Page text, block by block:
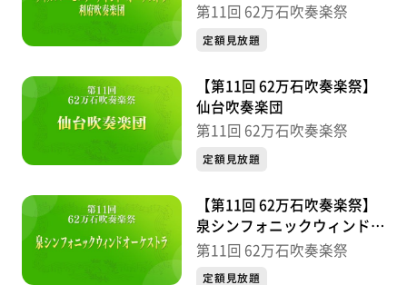
ド・オーケストラ／利府吹奏
第11回 62万石吹奏楽祭
定額見放題
【第11回 62万石吹奏楽祭】
仙台吹奏楽団
第11回 62万石吹奏楽祭
定額見放題
【第11回 62万石吹奏楽祭】
泉シンフォニックウィンドオ
ーケストラ
第11回 62万石吹奏楽祭
定額見放題